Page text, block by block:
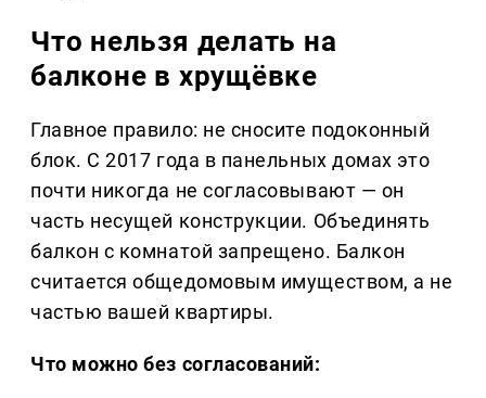
Что нельзя делать на
балконе в хрущёвке
Главное правило: не сносите подоконный
блок. С 2017 года в панельных домах это
почти никогда не согласовывают — он
часть несущей конструкции. Объединять
балкон с комнатой запрещено. Балкон
считается общедомовым имуществом, а не
частью вашей квартиры.
Что можно без согласований: